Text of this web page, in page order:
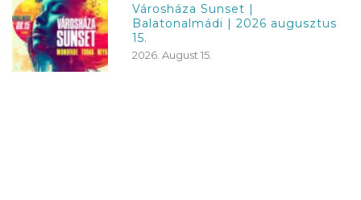
Városháza Sunset |
Balatonalmádi | 2026 augusztus
15.
2026. August 15.